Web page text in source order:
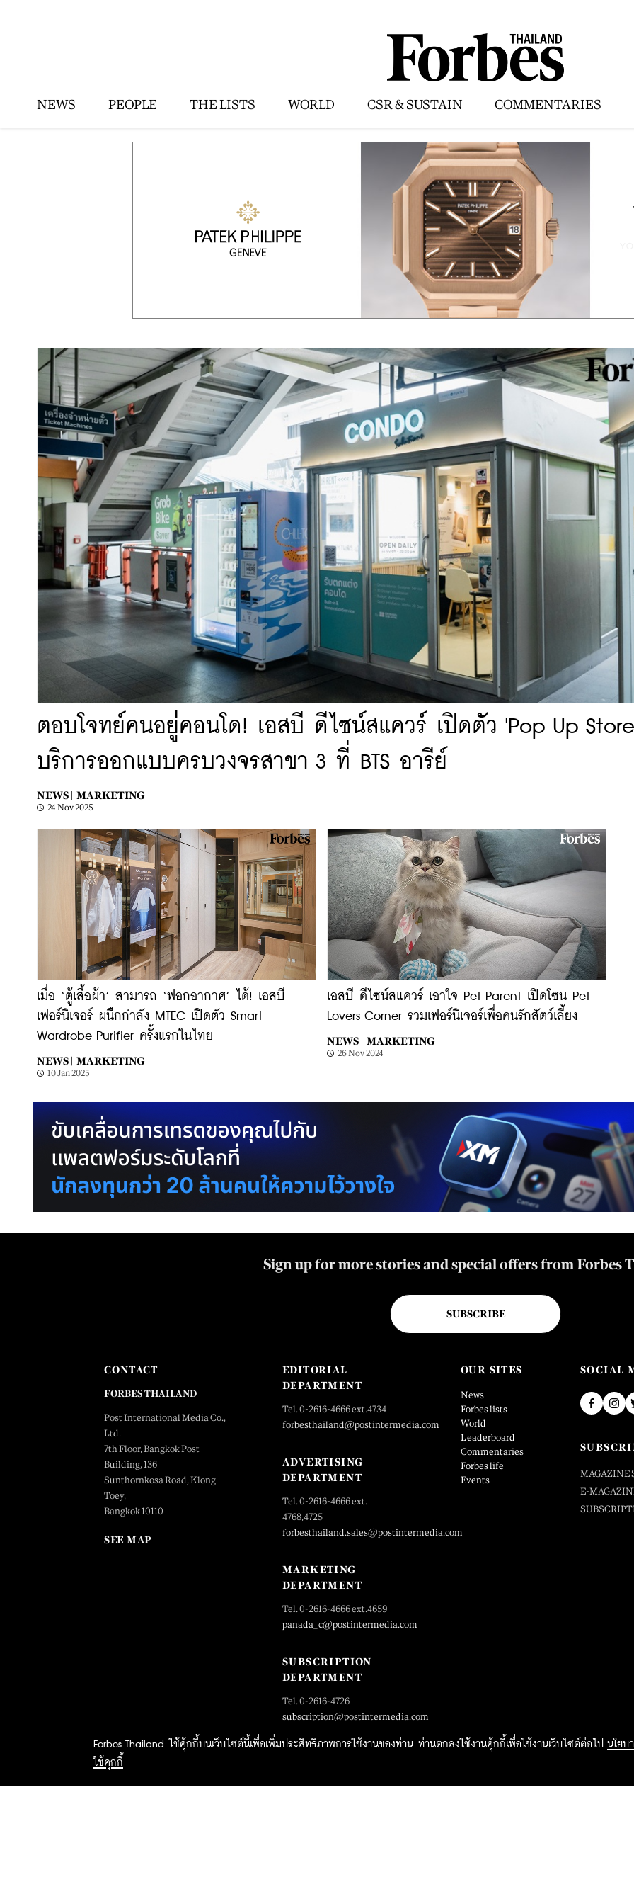
NEWS PEOPLE THE LISTS WORLD CSR & SUSTAIN COMMENTARIES
ตอบโจทย์คนอยู่คอนโด! เอสบี ดีไซน์สแควร์ เปิดตัว 'Pop Up
บริการออกแบบครบวงจรสาขา 3 ที่ BTS อารีย์
NEWS | MARKETING
24 Nov 2025
เมื่อ ‘ตู้เสื้อผ้า’ สามารถ ‘ฟอกอากาศ’ ได้! เอสบี
เฟอร์นิเจอร์ ผนึกกำลัง MTEC เปิดตัว Smart
Wardrobe Purifier ครั้งแรกในไทย
NEWS | MARKETING
10 Jan 2025
เอสบี ดีไซน์สแควร์ เอาใจ Pet Parent เปิดโซน Pet
Lovers Corner รวมเฟอร์นิเจอร์เพื่อคนรักสัตว์เลี้ยง
NEWS | MARKETING
26 Nov 2024
Forbes Thailand ใช้คุ้กกี้บนเว็บไซต์นี้เพื่อเพิ่มประสิทธิภาพการใช้งานของท่าน ท่านตกลงใช้งานคุ้กกี้เพื่อใช้งานเว็บไซต์ต่อไป
นโยบ
ใช้คุกกี้
Sign up for more stories and special offers from Forbes
SUBSCRIBE
CONTACT
FORBES THAILAND
Post International Media Co.,
Ltd.
7th Floor, Bangkok Post
Building, 136
Sunthornkosa Road, Klong
Toey,
Bangkok 10110
SEE MAP
EDITORIAL
DEPARTMENT
Tel. 0-2616-4666 ext.4734
forbesthailand@postintermedia.com
ADVERTISING
DEPARTMENT
Tel. 0-2616-4666 ext.
4768,4725
forbesthailand.sales@postintermedia.com
MARKETING
DEPARTMENT
Tel. 0-2616-4666 ext.4659
panada_c@postintermedia.com
SUBSCRIPTION
DEPARTMENT
Tel. 0-2616-4726
subscription@postintermedia.com
OUR SITES
News
Forbes lists
World
Leaderboard
Commentaries
Forbes life
Events
SOCIAL
MAGAZINE
E-